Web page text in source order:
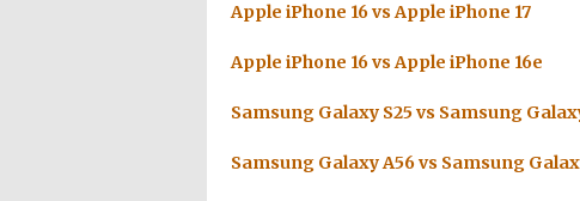
Apple iPhone 16 vs Apple iPhone 17
Apple iPhone 16 vs Apple iPhone 16e
Samsung Galaxy S25 vs Samsung
Samsung Galaxy A56 vs Samsung